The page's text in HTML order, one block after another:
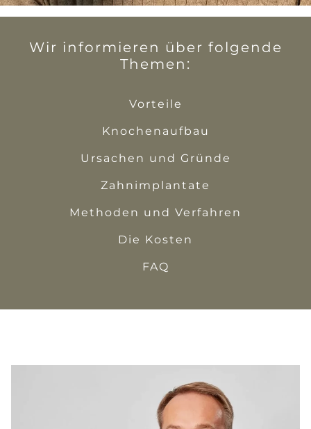
Wir informieren über folgende
Themen:
Vorteile
Knochenaufbau
Ursachen und Gründe
Zahnimplantate
Methoden und Verfahren
Die Kosten
FAQ